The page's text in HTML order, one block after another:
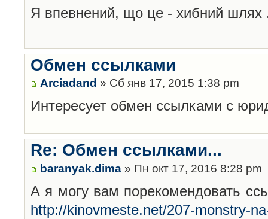
Я впевнений, що це - хибний шлях
Обмен ссылками
Arciadand » Сб янв 17, 2015 1:38 pm
Интересует обмен ссылками с
Re: Обмен ссылками...
baranyak.dima » Пн окт 17, 2016 8:28 pm
А я могу вам порекомендовать
http://kinovmeste.net/207-monstry-